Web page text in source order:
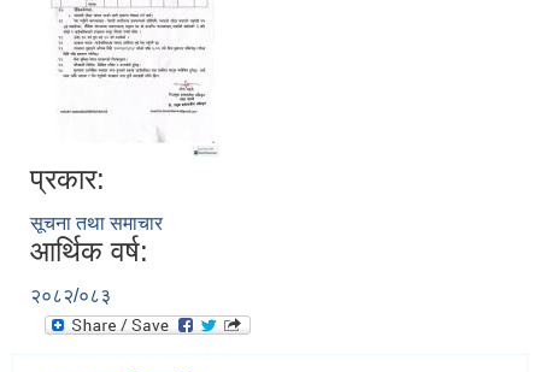
प्रकार:
सूचना तथा समाचार
आर्थिक वर्ष:
२०८२/०८३